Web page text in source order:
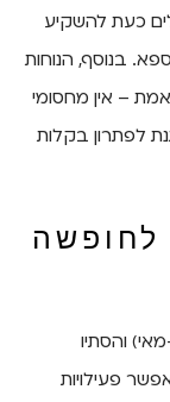
כעת להשקיע
בנוסף, הנוחות
– אין מחסומי
לפתרון בקלות
לחופשה
והסתיו
פעילויות